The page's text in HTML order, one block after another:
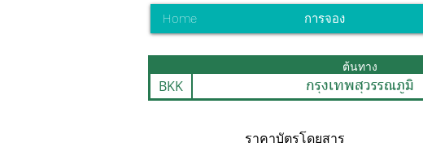
Home การจอง
ต้นทาง
BKK กรุงเทพสุวรรณภูมิ
ราคาบัตรโดยสาร